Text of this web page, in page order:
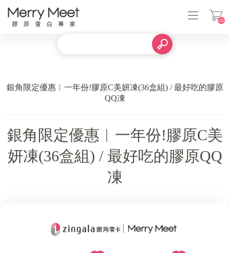
(0)
銀角限定優惠︱一年份!膠原C美妍凍(36盒組) / 最好吃的膠原
QQ凍
銀角限定優惠︱一年份!膠原C美
妍凍(36盒組) / 最好吃的膠原QQ
凍